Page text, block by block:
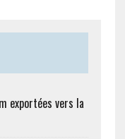
exportées vers la